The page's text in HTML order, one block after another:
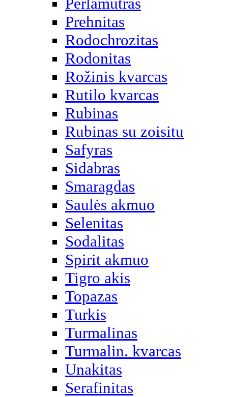
Prehnitas
Rodochrozitas
Rodonitas
Rožinis kvarcas
Rutilo kvarcas
Rubinas
Rubinas su zoisitu
Safyras
Sidabras
Smaragdas
Saulės akmuo
Selenitas
Sodalitas
Spirit akmuo
Tigro akis
Topazas
Turkis
Turmalinas
Turmalin. kvarcas
Unakitas
Serafinitas